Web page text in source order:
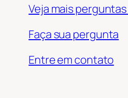
Veja mais
Faça sua pergunta
Entre em contato